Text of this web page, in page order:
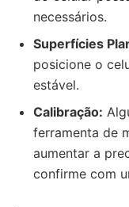
necessários.
Superfícies
posicione o
estável.
Calibração:
ferramenta de
aumentar a
confirme com